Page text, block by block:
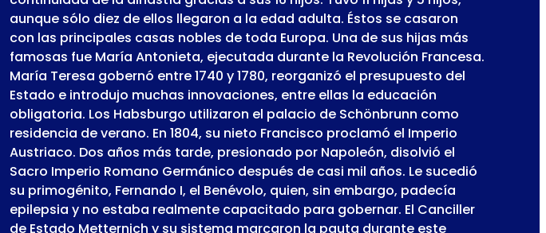
aunque sólo diez de ellos llegaron a la edad adulta. Éstos se casaron
con las principales casas nobles de toda Europa. Una de sus hijas más
famosas fue María Antonieta, ejecutada durante la Revolución Francesa.
María Teresa gobernó entre 1740 y 1780, reorganizó el presupuesto del
Estado e introdujo muchas innovaciones, entre ellas la educación
obligatoria. Los Habsburgo utilizaron el palacio de Schönbrunn como
residencia de verano. En 1804, su nieto Francisco proclamó el Imperio
Austriaco. Dos años más tarde, presionado por Napoleón, disolvió el
Sacro Imperio Romano Germánico después de casi mil años. Le sucedió
su primogénito, Fernando I, el Benévolo, quien, sin embargo, padecía
epilepsia y no estaba realmente capacitado para gobernar. El Canciller
de Estado Metternich y su sistema marcaron la pauta durante este